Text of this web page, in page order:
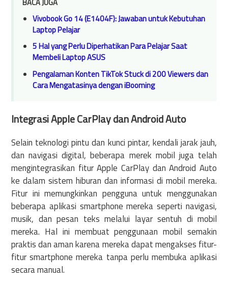
Vivobook Go 14 (E1404F): Jawaban untuk Kebutuhan
Laptop Pelajar
5 Hal yang Perlu Diperhatikan Para Pelajar Saat
Membeli Laptop ASUS
Pengalaman Konten TikTok Stuck di 200 Viewers dan
Cara Mengatasinya dengan iBooming
Integrasi Apple CarPlay dan Android Auto
Selain teknologi pintu dan kunci pintar, kendali jarak jauh,
dan navigasi digital, beberapa merek mobil juga telah
mengintegrasikan fitur Apple CarPlay dan Android Auto
ke dalam sistem hiburan dan informasi di mobil mereka.
Fitur ini memungkinkan pengguna untuk menggunakan
beberapa aplikasi smartphone mereka seperti navigasi,
musik, dan pesan teks melalui layar sentuh di mobil
mereka. Hal ini membuat penggunaan mobil semakin
praktis dan aman karena mereka dapat mengakses fitur-
fitur smartphone mereka tanpa perlu membuka aplikasi
secara manual.